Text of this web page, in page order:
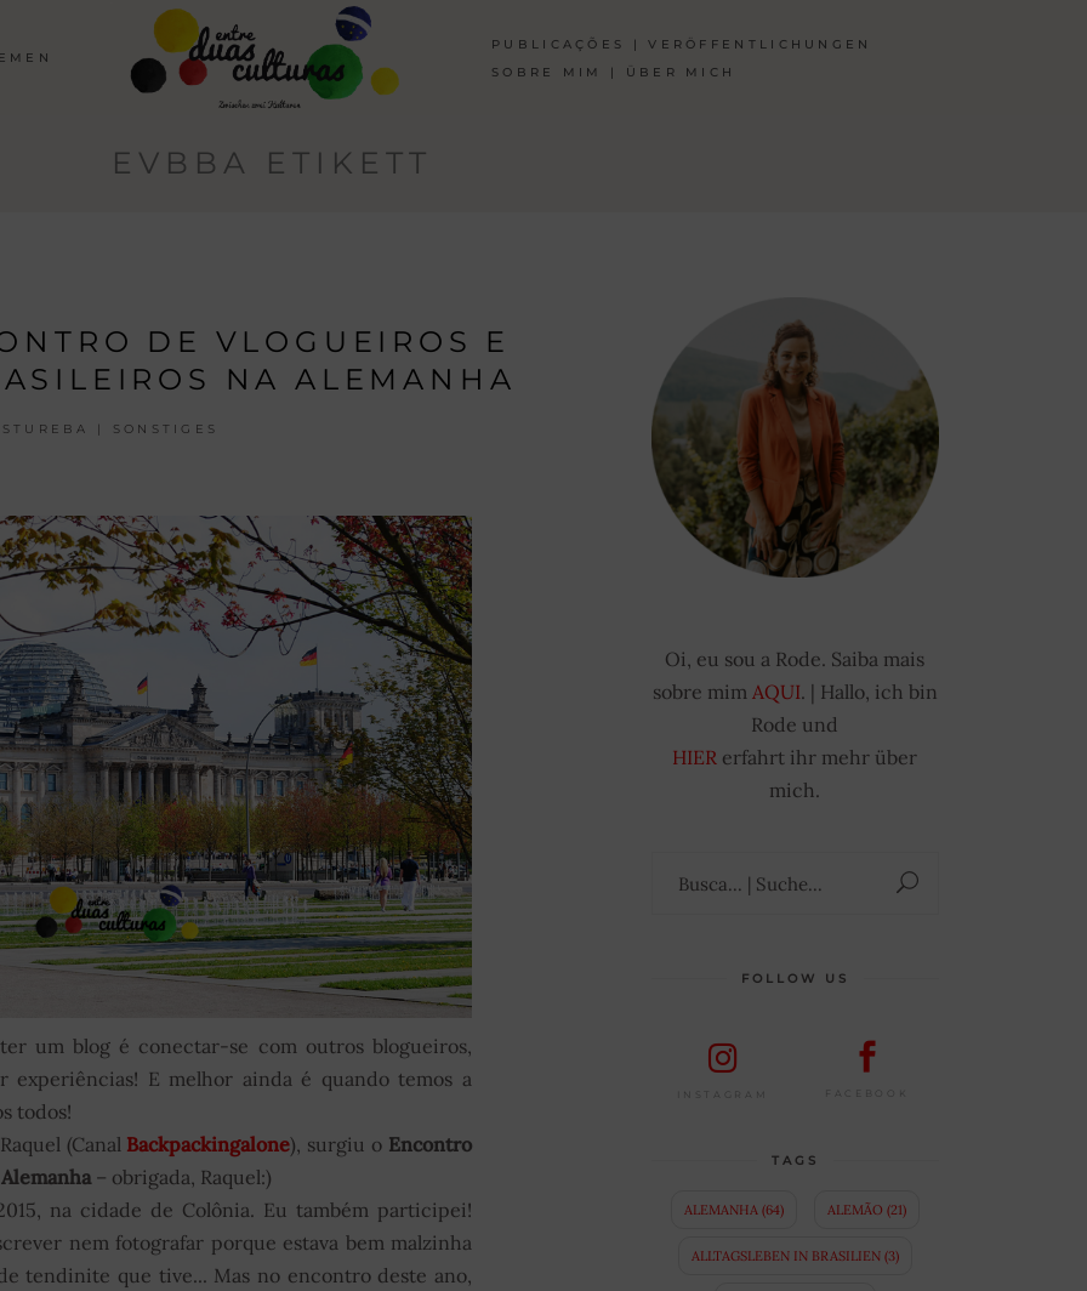
PUBLICAÇÕES | VERÖFFENTLICHUNGEN
SOBRE MIM | ÜBER MICH
EVBBA ETIKETT
DE VLOGUEIROS E
NA ALEMANHA
| SONSTIGES
um blog é conectar-se com outros blogueiros,
experiências! E melhor ainda é quando temos a
todos!
(Canal Backpackingalone), surgiu o Encontro
– obrigada, Raquel:)
na cidade de Colônia. Eu também participei!
nem fotografar porque estava bem malzinha
tendinite que tive... Mas no encontro deste ano,
Oi, eu sou a Rode. Saiba mais
sobre mim AQUI. | Hallo, ich bin
Rode und
HIER erfahrt ihr mehr über
mich.
FOLLOW US
INSTAGRAM FACEBOOK
TAGS
ALEMANHA (64) ALEMÃO (21)
ALLTAGSLEBEN IN BRASILIEN(3)